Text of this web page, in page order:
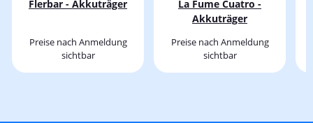
Flerbar - Akkuträger
Preise nach Anmeldung
sichtbar
La Fume Cuatro -
Akkuträger
Preise nach Anmeldung
sichtbar